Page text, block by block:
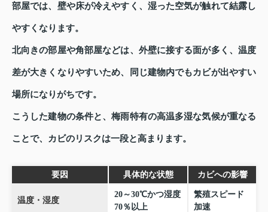
部屋では、壁や床が冷えやすく、湿った空気が触れて結露し
やすくなります。
北向きの部屋や角部屋などは、外壁に接する面が多く、温度
差が大きくなりやすいため、同じ建物内でもカビが出やすい
場所になりがちです。
こうした建物の条件と、梅雨特有の高温多湿な気候が重なる
ことで、カビのリスクは一段と高まります。
要因 具体的な状態 カビへの影響
温度・湿度
20～30℃かつ湿度
70％以上
繁殖スピード
加速